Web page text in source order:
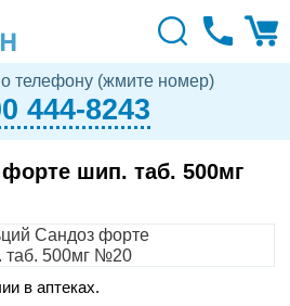
телефону (жмите номер)
444-8243
шип. таб. 500мг
в аптеках.